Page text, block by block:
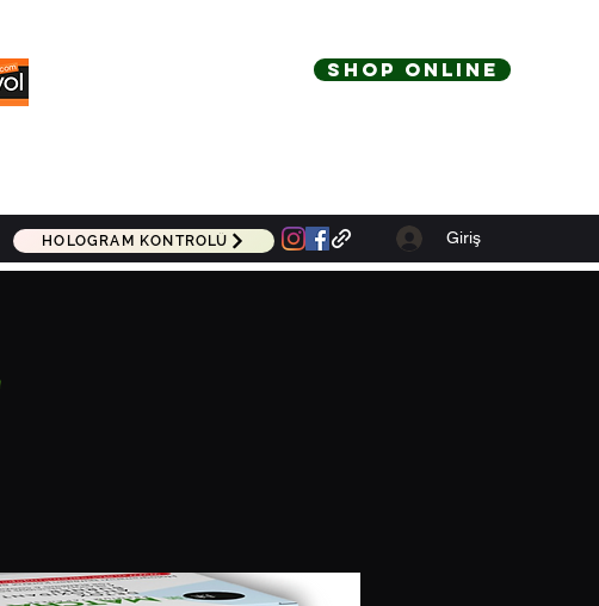
Shop Online
HOLOGRAM KONTROLÜ Giriş